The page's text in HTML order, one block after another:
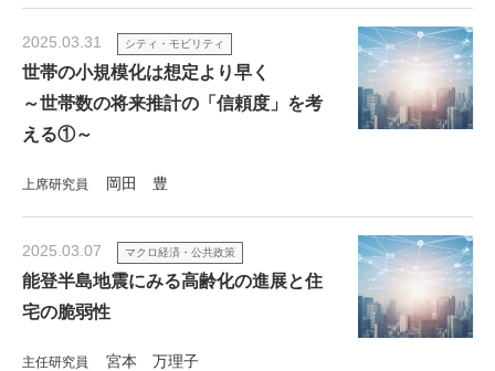
2025.03.31 シティ・モビリティ
世帯の小規模化は想定より早く
～世帯数の将来推計の「信頼度」を考
える①～
上席研究員 岡田 豊
2025.03.07 マクロ経済・公共政策
能登半島地震にみる高齢化の進展と住
宅の脆弱性
主任研究員 宮本 万理子